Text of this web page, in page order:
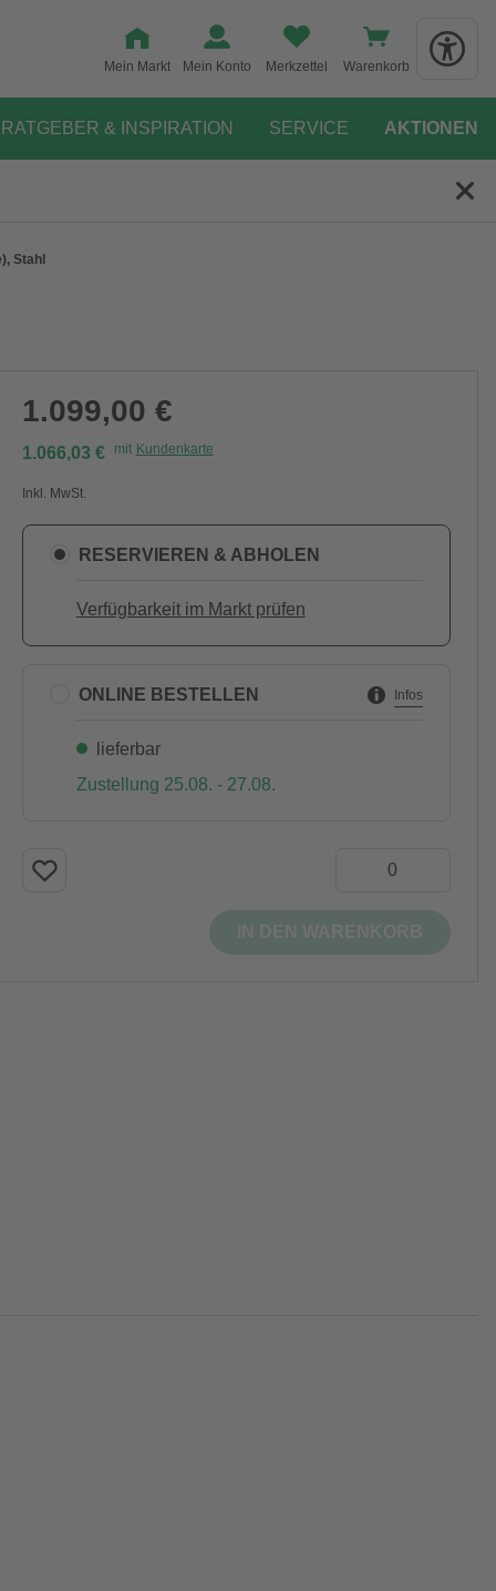
Mein Markt Mein Konto Merkzettel Warenkorb
RATGEBER & INSPIRATION SERVICE AKTIONEN
Stahl
1.099,00 €
1.066,03 € mit Kundenkarte
Inkl. MwSt.
RESERVIEREN & ABHOLEN
Verfügbarkeit im Markt prüfen
ONLINE BESTELLEN Infos
lieferbar
Zustellung 25.08. - 27.08.